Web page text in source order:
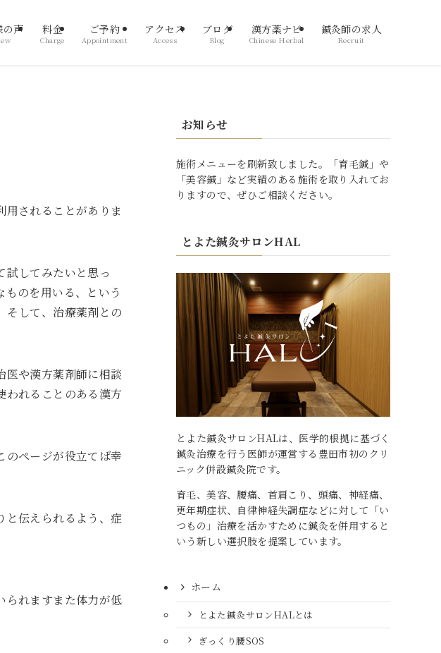
の声 料金
Charge
ご予約
Appointment
アクセス
Access
ブログ
Blog
漢方薬ナビ
Chinese Herbal
鍼灸師の求人
Recruit
用されることがありま
してみたいと思っ
のを用いる、という
そして、治療薬剤との
医や漢方薬剤師に相談
われることのある漢方
のページが役立てば幸
と伝えられるよう、症
られますまた体力が低
お知らせ
施術メニューを刷新致しました。「育毛鍼」や
「美容鍼」など実績のある施術を取り入れてお
りますので、ぜひご相談ください。
とよた鍼灸サロンHAL
とよた鍼灸サロンHALは、医学的根拠に基づく
鍼灸治療を行う医師が運営する豊田市初のクリ
ニック併設鍼灸院です。
育毛、美容、腰痛、首肩こり、頭痛、神経痛、
更年期症状、自律神経失調症などに対して「い
つもの」治療を活かすために鍼灸を併用すると
いう新しい選択肢を提案しています。
ホーム
とよた鍼灸サロンHALとは
ぎっくり腰SOS